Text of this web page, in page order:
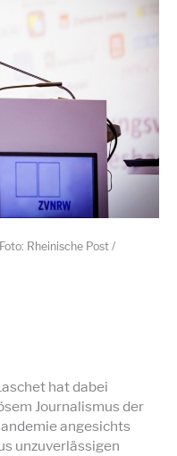
Rheinische Post /
hat dabei
Journalismus der
angesichts
unzuverlässigen